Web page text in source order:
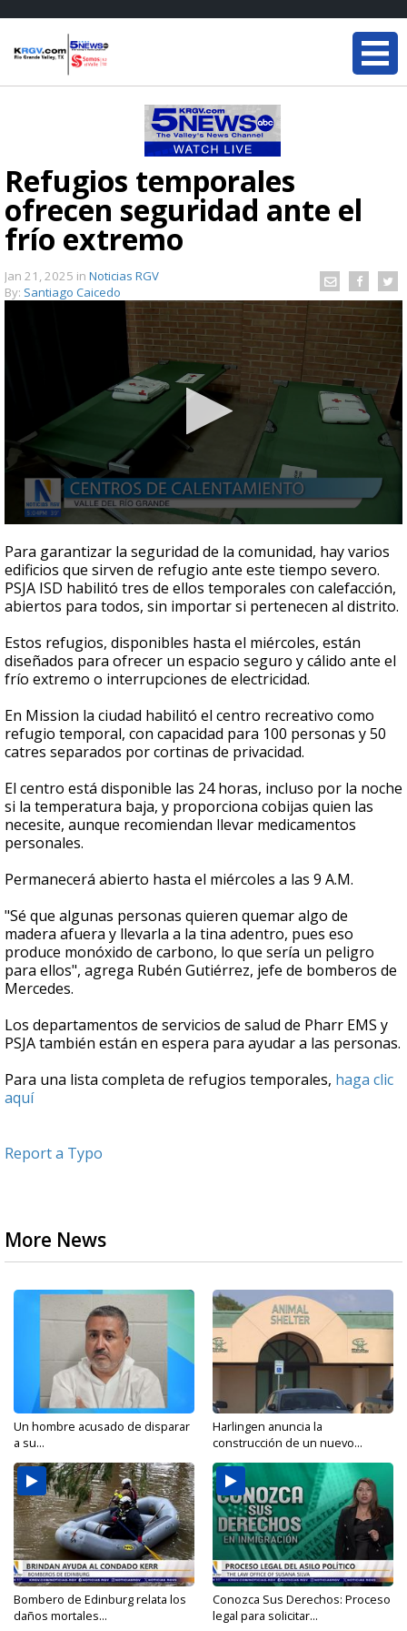
Refugios temporales
ofrecen seguridad ante el
frío extremo
Jan 21, 2025 in Noticias RGV
By: Santiago Caicedo
seconds
of
1
minute,
15
Para garantizar la seguridad de la comunidad, hay varios
edificios que sirven de refugio ante este tiempo severo.
PSJA ISD habilitó tres de ellos temporales con calefacción,
abiertos para todos, sin importar si pertenecen al distrito.
Estos refugios, disponibles hasta el miércoles, están
diseñados para ofrecer un espacio seguro y cálido ante el
frío extremo o interrupciones de electricidad.
En Mission la ciudad habilitó el centro recreativo como
refugio temporal, con capacidad para 100 personas y 50
catres separados por cortinas de privacidad.
El centro está disponible las 24 horas, incluso por la noche
si la temperatura baja, y proporciona cobijas quien las
necesite, aunque recomiendan llevar medicamentos
personales.
Permanecerá abierto hasta el miércoles a las 9 A.M.
"Sé que algunas personas quieren quemar algo de
madera afuera y llevarla a la tina adentro, pues eso
produce monóxido de carbono, lo que sería un peligro
para ellos", agrega Rubén Gutiérrez, jefe de bomberos de
Mercedes.
Los departamentos de servicios de salud de Pharr EMS y
PSJA también están en espera para ayudar a las personas.
Para una lista completa de refugios temporales, haga clic
aquí
Report a Typo
More News
Un hombre acusado de disparar
a su...
Harlingen anuncia la
construcción de un nuevo...
Bombero de Edinburg relata los
daños mortales...
Conozca Sus Derechos: Proceso
legal para solicitar...